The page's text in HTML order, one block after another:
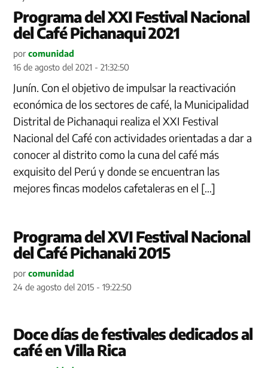
Programa del XXI Festival Nacional
del Café Pichanaqui 2021
por comunidad
16 de agosto del 2021 - 21:32:50
Junín. Con el objetivo de impulsar la reactivación
económica de los sectores de café, la Municipalidad
Distrital de Pichanaqui realiza el XXI Festival
Nacional del Café con actividades orientadas a dar a
conocer al distrito como la cuna del café más
exquisito del Perú y donde se encuentran las
mejores fincas modelos cafetaleras en el […]
Programa del XVI Festival Nacional
del Café Pichanaki 2015
por comunidad
24 de agosto del 2015 - 19:22:50
Doce días de festivales dedicados al
café en Villa Rica